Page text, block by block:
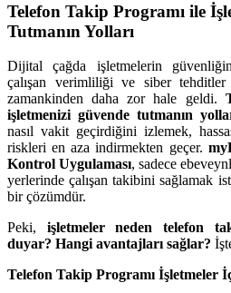
Telefon Takip Programı ile
Tutmanın Yolları
Dijital çağda işletmelerin
çalışan verimliliği ve siber
zamankinden daha zor hale geldi.
işletmenizi güvende tutmanın
nasıl vakit geçirdiğini izlemek,
riskleri en aza indirmekten geçer.
Kontrol Uygulaması, sadece
yerlerinde çalışan takibini sağlamak
bir çözümdür.
Peki, işletmeler neden telefon
duyar? Hangi avantajları sağlar?
Telefon Takip Programı İşletmeler